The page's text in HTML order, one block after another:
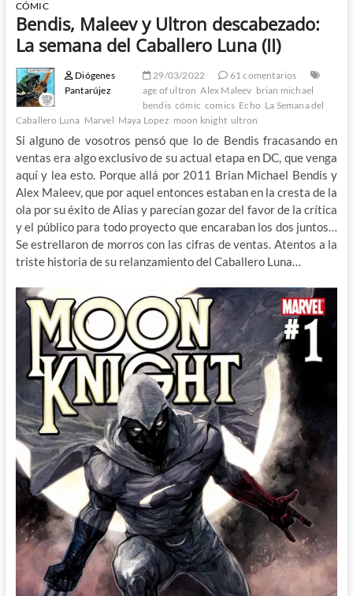
CÓMIC
Bendis, Maleev y Ultron descabezado:
La semana del Caballero Luna (II)
Diógenes
Pantarújez
29/03/2022
61 comentarios
age of ultron Alex Maleev brian michael
bendis cómic comics Echo La Semana del
Caballero Luna Marvel Maya Lopez moon knight ultron
Si alguno de vosotros pensó que lo de Bendis fracasando en
ventas era algo exclusivo de su actual etapa en DC, que venga
aquí y lea esto. Porque allá por 2011 Brian Michael Bendis y
Alex Maleev, que por aquel entonces estaban en la cresta de la
ola por su éxito de Alias y parecían gozar del favor de la crítica
y el público para todo proyecto que encaraban los dos juntos…
Se estrellaron de morros con las cifras de ventas. Atentos a la
triste historia de su relanzamiento del Caballero Luna…